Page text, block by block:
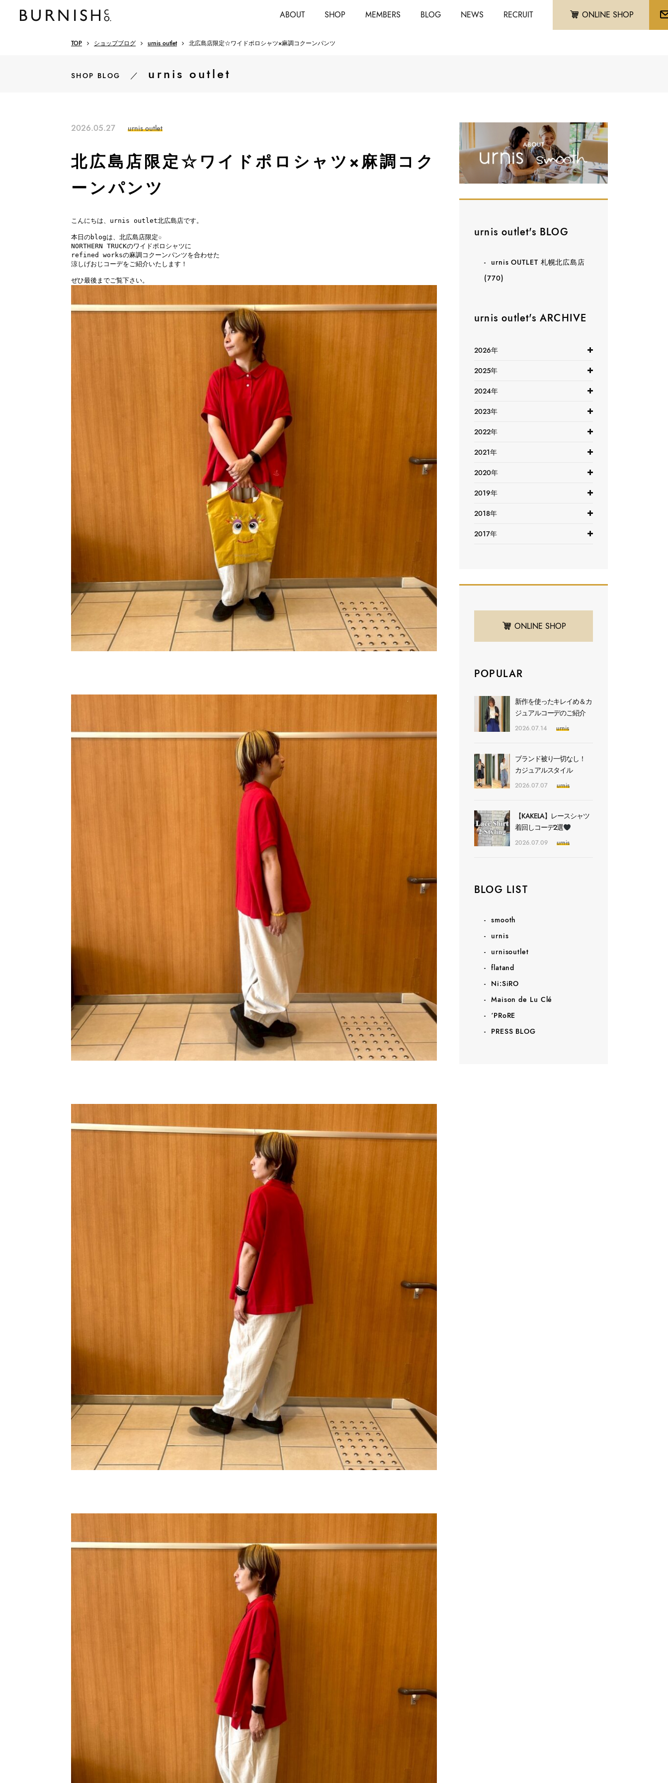
ABOUT SHOP MEMBERS BLOG NEWS RECRUIT ONLINE SHOP
TOP ショップブログ urnis outlet 北広島店限定☆ワイドポロシャツ×麻調コクーンパンツ
SHOP BLOG ／ urnis outlet
2026.05.27 urnis outlet
北広島店限定☆ワイドポロシャツ×麻調コク
ーンパンツ
こんにちは、urnis outlet北広島店です。
本日のblogは、北広島店限定☆
NORTHERN TRUCKのワイドポロシャツに
refined worksの麻調コクーンパンツを合わせた
涼しげおじコーデをご紹介いたします！
ぜひ最後までご覧下さい。
urnis outlet's BLOG
urnis OUTLET 札幌北広島店
(770)
urnis outlet's ARCHIVE
2026年
2025年
2024年
2023年
2022年
2021年
2020年
2019年
2018年
2017年
ONLINE SHOP
POPULAR
新作を使ったキレイめ＆カ
ジュアルコーデのご紹介
2026.07.14 urnis
ブランド被り一切なし！
カジュアルスタイル
2026.07.07 urnis
【KAKELA】レースシャツ
着回しコーデ2選
2026.07.09 urnis
BLOG LIST
smooth
urnis
urnisoutlet
flatand
Ni:SiRO
Maison de Lu Clé
‘PRoRE
PRESS BLOG